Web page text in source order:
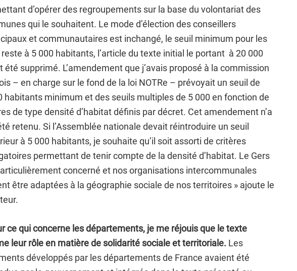
d’opérer des regroupements sur la base du volontariat des
qui le souhaitent. Le mode d’élection des conseillers
et communautaires est inchangé, le seuil minimum pour les
reste à 5 000 habitants, l’article du texte initial le portant à 20 000
été supprimé. L’amendement que j’avais proposé à la commission
– en charge sur le fond de la loi NOTRe – prévoyait un seuil de
habitants minimum et des seuils multiples de 5 000 en fonction de
de type densité d’habitat définis par décret. Cet amendement n’a
retenu. Si l’Assemblée nationale devait réintroduire un seuil
à 5 000 habitants, je souhaite qu’il soit assorti de critères
permettant de tenir compte de la densité d’habitat. Le Gers
concerné et nos organisations intercommunales
être adaptées à la géographie sociale de nos territoires » ajoute le
ce qui concerne les départements, je me réjouis que le texte
leur rôle en matière de solidarité sociale et territoriale. Les
développés par les départements de France avaient été